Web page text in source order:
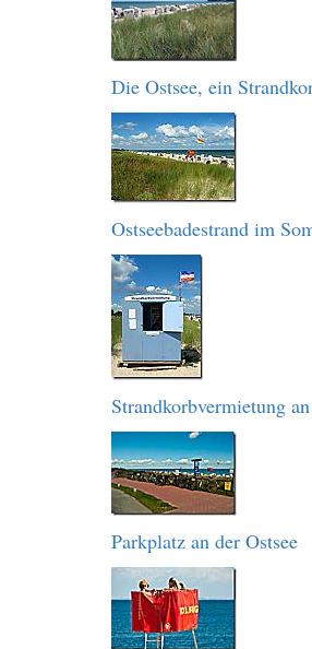
Die Ostsee, ein
Ostseebadestrand im
Strandkorbvermietung
Parkplatz an der Ostsee